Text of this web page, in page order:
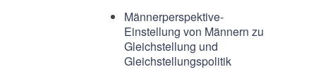
Männerperspektive-
Einstellung von Männern zu
Gleichstellung und
Gleichstellungspolitik